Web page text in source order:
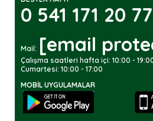
0 541 171 20 77
Mail: [email
Çalışma saatleri hafta içi: 10:00 -
Cumartesi: 10:00 - 17:00
MOBIL UYGULAMALAR